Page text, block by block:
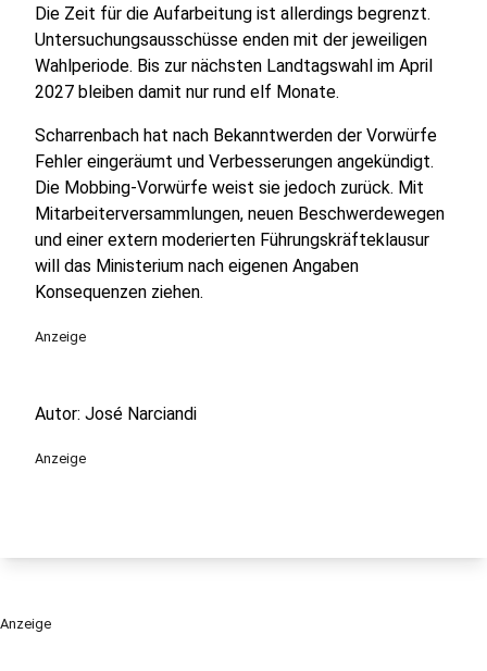
Die Zeit für die Aufarbeitung ist allerdings begrenzt.
Untersuchungsausschüsse enden mit der jeweiligen
Wahlperiode. Bis zur nächsten Landtagswahl im April
2027 bleiben damit nur rund elf Monate.
Scharrenbach hat nach Bekanntwerden der Vorwürfe
Fehler eingeräumt und Verbesserungen angekündigt.
Die Mobbing-Vorwürfe weist sie jedoch zurück. Mit
Mitarbeiterversammlungen, neuen Beschwerdewegen
und einer extern moderierten Führungskräfteklausur
will das Ministerium nach eigenen Angaben
Konsequenzen ziehen.
Anzeige
Autor: José Narciandi
Anzeige
Anzeige